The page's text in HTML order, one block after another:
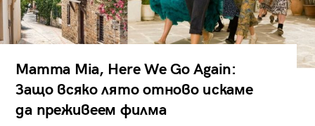
Mamma Mia, Here We Go Again:
Защо всяко лято отново искаме
да преживеем филма